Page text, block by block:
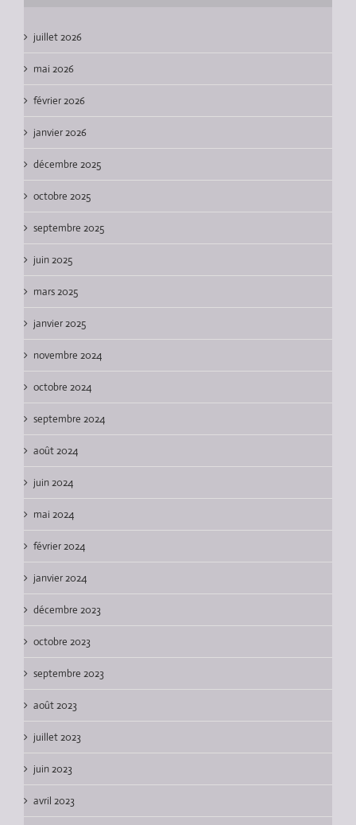
juillet 2026
mai 2026
février 2026
janvier 2026
décembre 2025
octobre 2025
septembre 2025
juin 2025
mars 2025
janvier 2025
novembre 2024
octobre 2024
septembre 2024
août 2024
juin 2024
mai 2024
février 2024
janvier 2024
décembre 2023
octobre 2023
septembre 2023
août 2023
juillet 2023
juin 2023
avril 2023